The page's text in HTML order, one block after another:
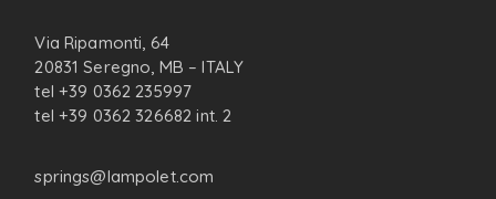
Via Ripamonti, 64
20831 Seregno, MB – ITALY
tel +39 0362 235997
tel +39 0362 326682 int. 2
springs@lampolet.com